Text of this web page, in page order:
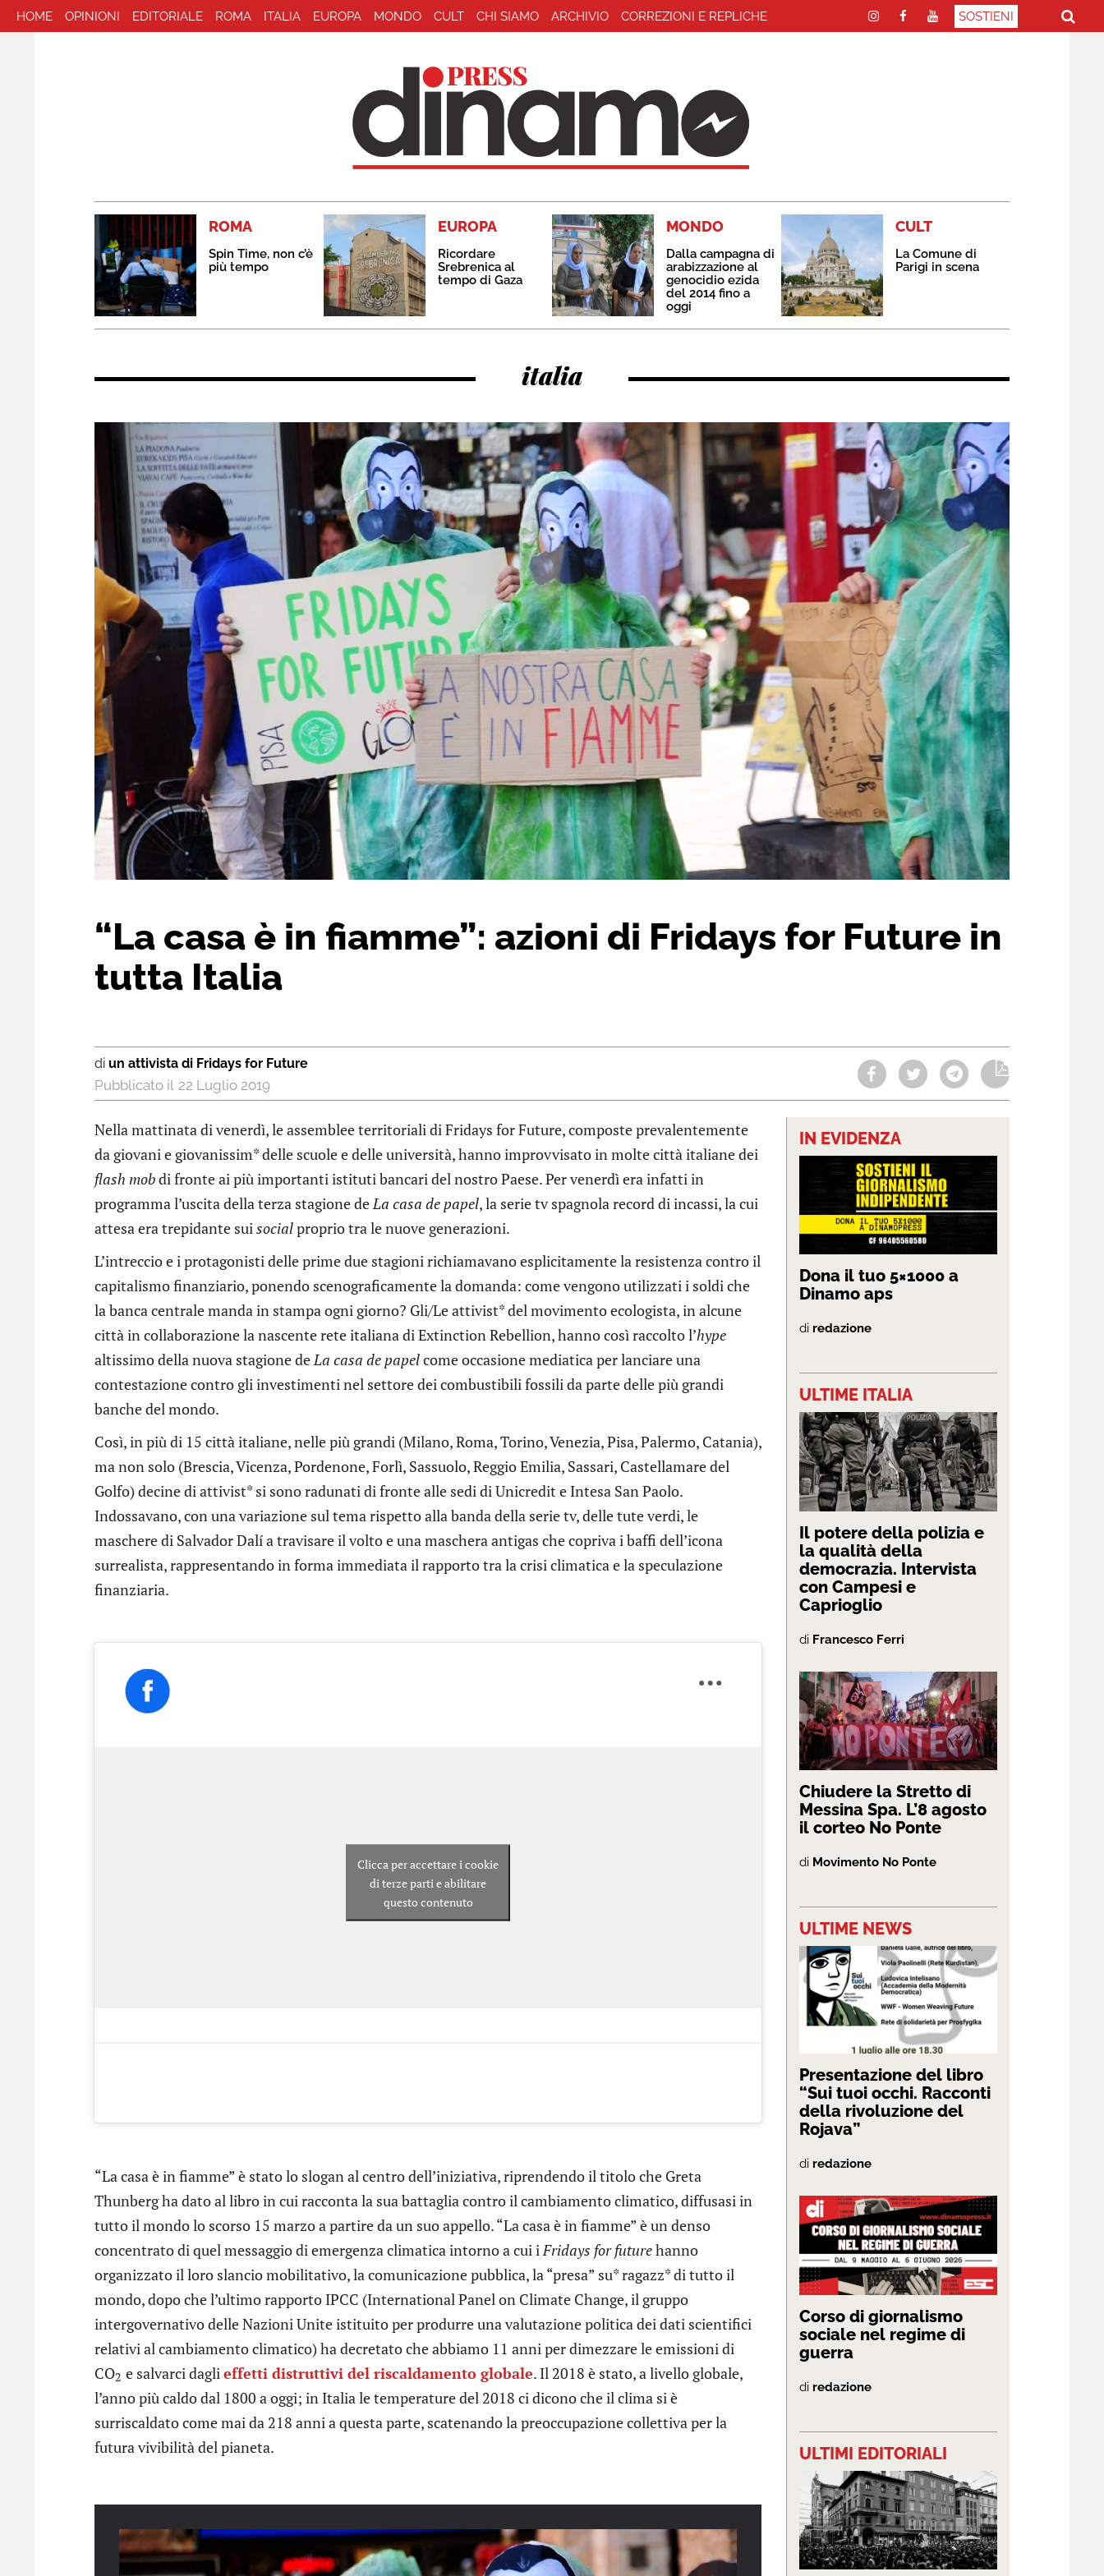
HOME OPINIONI EDITORIALE ROMA ITALIA EUROPA MONDO CULT CHI SIAMO ARCHIVIO CORREZIONI E REPLICHE SOSTIENI
ROMA
Spin Time, non c’è
più tempo
EUROPA
Ricordare
Srebrenica al
tempo di Gaza
MONDO
Dalla campagna di
arabizzazione al
genocidio ezida
del 2014 fino a
oggi
CULT
La Comune di
Parigi in scena
italia
“La casa è in fiamme”: azioni di Fridays for Future in
tutta Italia
di un attivista di Fridays for Future
22 Luglio 2019
Nella mattinata di venerdì, le assemblee territoriali di Fridays for Future, composte prevalentemente
da giovani e giovanissim* delle scuole e delle università, hanno improvvisato in molte città italiane dei
flash mobdi fronte ai più importanti istituti bancari del nostro Paese. Per venerdì era infatti in
programma l’uscita della terza stagione deLa casa de papel, la serie tv spagnola record di incassi, la cui
attesa era trepidante suisocialproprio tra le nuove generazioni.
L’intreccio e i protagonisti delle prime due stagioni richiamavano esplicitamente la resistenza contro il
capitalismo finanziario, ponendo scenograficamente la domanda: come vengono utilizzati i soldi che
la banca centrale manda in stampa ogni giorno? Gli/Le attivist* del movimento ecologista, in alcune
città in collaborazione la nascente rete italiana di Extinction Rebellion, hanno così raccolto l’hype
altissimo della nuova stagione deLa casa de papelcome occasione mediatica per lanciare una
contestazione contro gli investimenti nel settore dei combustibili fossili da parte delle più grandi
banche del mondo.
Così, in più di 15 città italiane, nelle più grandi (Milano, Roma, Torino, Venezia, Pisa, Palermo, Catania),
ma non solo (Brescia, Vicenza, Pordenone, Forlì, Sassuolo, Reggio Emilia, Sassari, Castellamare del
Golfo) decine di attivist* si sono radunati di fronte alle sedi di Unicredit e Intesa San Paolo.
Indossavano, con una variazione sul tema rispetto alla banda della serie tv, delle tute verdi, le
maschere di Salvador Dalí a travisare il volto e una maschera antigas che copriva i baffi dell’icona
surrealista, rappresentando in forma immediata il rapporto tra la crisi climatica e la speculazione
finanziaria.
Clicca per accettare i cookie
di terze parti e abilitare
questo contenuto
“La casa è in fiamme” è stato lo slogan al centro dell’iniziativa, riprendendo il titolo che Greta
Thunberg ha dato al libro in cui racconta la sua battaglia contro il cambiamento climatico, diffusasi in
tutto il mondo lo scorso 15 marzo a partire da un suo appello. “La casa è in fiamme” è un denso
concentrato di quel messaggio di emergenza climatica intorno a cui iFridays for futurehanno
organizzato il loro slancio mobilitativo, la comunicazione pubblica, la “presa” su* ragazz* di tutto il
mondo, dopo che l’ultimo rapporto IPCC (International Panel on Climate Change, il gruppo
intergovernativo delle Nazioni Unite istituito per produrre una valutazione politica dei dati scientifici
relativi al cambiamento climatico) ha decretato che abbiamo 11 anni per dimezzare le emissioni di
CO2 e salvarci daglieffetti distruttivi del riscaldamento globale. Il 2018 è stato, a livello globale,
l’anno più caldo dal 1800 a oggi; in Italia le temperature del 2018 ci dicono che il clima si è
surriscaldato come mai da 218 anni a questa parte, scatenando la preoccupazione collettiva per la
futura vivibilità del pianeta.
IN EVIDENZA
Dona il tuo 5×1000 a
Dinamo aps
di redazione
ULTIME ITALIA
Il potere della polizia e
la qualità della
democrazia. Intervista
con Campesi e
Caprioglio
di Francesco Ferri
Chiudere la Stretto di
Messina Spa. L’8 agosto
il corteo No Ponte
di Movimento No Ponte
ULTIME NEWS
Presentazione del libro
“Sui tuoi occhi. Racconti
della rivoluzione del
Rojava”
di redazione
Corso di giornalismo
sociale nel regime di
guerra
di redazione
ULTIMI EDITORIALI